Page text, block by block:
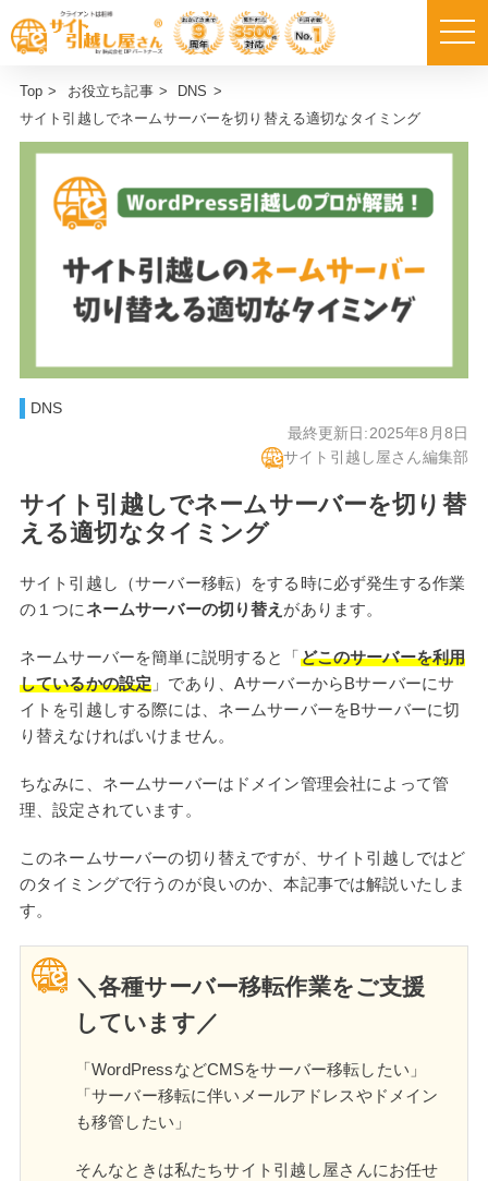
Top > お役立ち記事 > DNS >
サイト引越しでネームサーバーを切り替える適切なタイミング
DNS
最終更新日:2025年8月8日
サイト引越し屋さん編集部
サイト引越しでネームサーバーを切り替
える適切なタイミング
サイト引越し（サーバー移転）をする時に必ず発生する作業
の１つにネームサーバーの切り替え があります。
ネームサーバーを簡単に説明すると「どこのサーバーを利用
しているかの設定 」であり、AサーバーからBサーバーにサ
イトを引越しする際には、ネームサーバーをBサーバーに切
り替えなければいけません。
ちなみに、ネームサーバーはドメイン管理会社によって管
理、設定されています。
このネームサーバーの切り替えですが、サイト引越しではど
のタイミングで行うのが良いのか、本記事では解説いたしま
す。
＼各種サーバー移転作業をご支援
しています／
「WordPressなどCMSをサーバー移転したい」
「サーバー移転に伴いメールアドレスやドメイン
も移管したい」
そんなときは私たちサイト引越し屋さんにお任せ